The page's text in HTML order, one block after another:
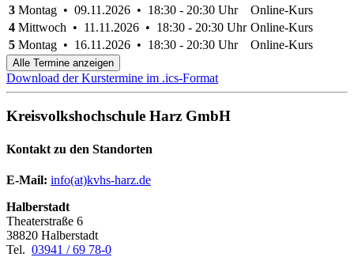
3 Montag • 09.11.2026 • 18:30 - 20:30 Uhr
Online-Kurs
4 Mittwoch • 11.11.2026 • 18:30 - 20:30 Uhr Online-Kurs
5 Montag • 16.11.2026 • 18:30 - 20:30 Uhr Online-Kurs
Alle Termine anzeigen
Download der Kurstermine im .ics-Format
Kreisvolkshochschule Harz GmbH
Kontakt zu den Standorten
E-Mail: info(at)kvhs-harz.de
Halberstadt
Theaterstraße 6
38820 Halberstadt
Tel. 03941 / 69 78-0